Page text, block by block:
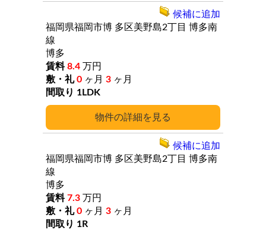
詳細
福岡県福岡市博 多区美野島2丁目 博多南
線
博多
8.4 万円
0 ヶ月 3 ヶ月
1LDK
候補に追加
福岡県福岡市博 多区美野島2丁目 博多南
線
博多
7.3 万円
0 ヶ月 3 ヶ月
1R
候補に追加